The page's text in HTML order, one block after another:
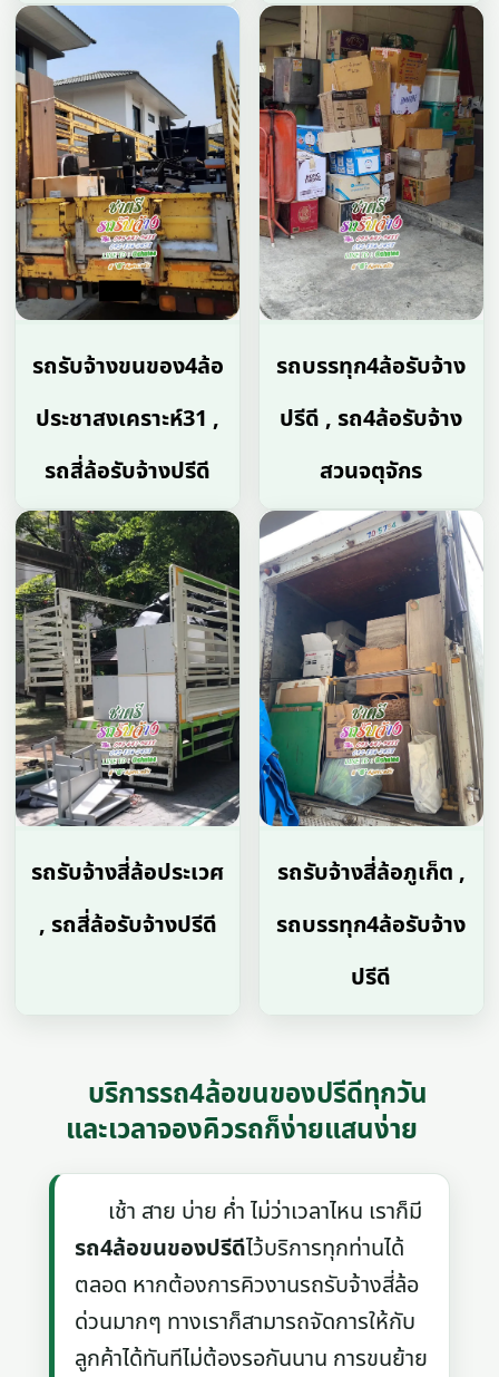
รถรับจ้างขนของ4ล้อ
ประชาสงเคราะห์31 ,
รถสี่ล้อรับจ้างปรีดี
รถบรรทุก4ล้อรับจ้าง
ปรีดี , รถ4ล้อรับจ้าง
สวนจตุจักร
รถรับจ้างสี่ล้อประเวศ
, รถสี่ล้อรับจ้างปรีดี
รถรับจ้างสี่ล้อภูเก็ต ,
รถบรรทุก4ล้อรับจ้าง
ปรีดี
บริการรถ4ล้อขนของปรีดีทุกวัน
และเวลาจองคิวรถก็ง่ายแสนง่าย
เช้า สาย บ่าย ค่ำ ไม่ว่าเวลาไหน เราก็มี
รถ4ล้อขนของปรีดีไว้บริการทุกท่านได้
ตลอด หากต้องการคิวงานรถรับจ้างสี่ล้อ
ด่วนมากๆ ทางเราก็สามารถจัดการให้กับ
ลูกค้าได้ทันทีไม่ต้องรอกันนาน การขนย้าย